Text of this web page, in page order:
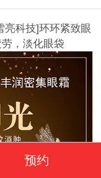
亮科技]环环紧致眼
，淡化眼袋
预约